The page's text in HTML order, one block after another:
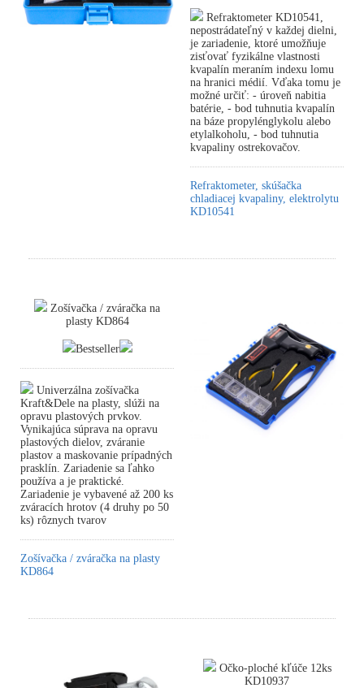
Refraktometer KD10541,
nepostrádateľný v každej dielni,
je zariadenie, ktoré umožňuje
zisťovať fyzikálne vlastnosti
kvapalín meraním indexu lomu
na hranici médií. Vďaka tomu je
možné určiť: - úroveň nabitia
batérie, - bod tuhnutia kvapalín
na báze propylénglykolu alebo
etylalkoholu, - bod tuhnutia
kvapaliny ostrekovačov.
Refraktometer, skúšačka
chladiacej kvapaliny, elektrolytu
KD10541
Zošívačka / zváračka na
plasty KD864
Bestseller
Univerzálna zošívačka
Kraft&Dele na plasty, slúži na
opravu plastových prvkov.
Vynikajúca súprava na opravu
plastových dielov, zváranie
plastov a maskovanie prípadných
prasklín. Zariadenie sa ľahko
používa a je praktické.
Zariadenie je vybavené až 200 ks
zváracích hrotov (4 druhy po 50
ks) rôznych tvarov
Zošívačka / zváračka na plasty
KD864
Očko-ploché kľúče 12ks
KD10937